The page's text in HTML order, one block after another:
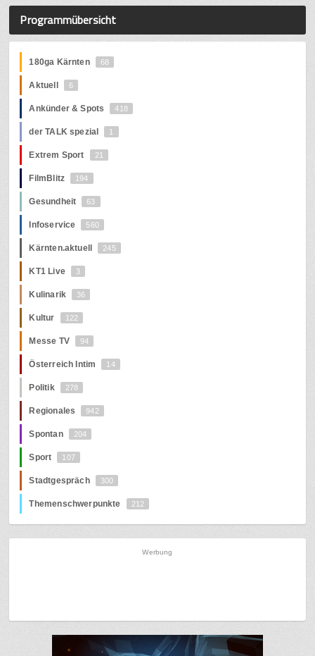
Programmübersicht
180ga Kärnten 68
Aktuell 6
Ankünder & Spots 418
der TALK spezial 1
Extrem Sport 21
FilmBlitz 194
Gesundheit 63
Infoservice 560
Kärnten.aktuell 245
KT1 Live 3
Kulinarik 36
Kultur 122
Messe TV 94
Österreich Intim 14
Politik 278
Regionales 942
Spontan 204
Sport 107
Stadtgespräch 300
Themenschwerpunkte 212
Werbung